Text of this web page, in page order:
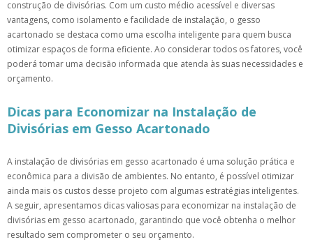
construção de divisórias. Com um custo médio acessível e diversas
vantagens, como isolamento e facilidade de instalação, o gesso
acartonado se destaca como uma escolha inteligente para quem busca
otimizar espaços de forma eficiente. Ao considerar todos os fatores, você
poderá tomar uma decisão informada que atenda às suas necessidades e
orçamento.
Dicas para Economizar na Instalação de
Divisórias em Gesso Acartonado
A instalação de divisórias em gesso acartonado é uma solução prática e
econômica para a divisão de ambientes. No entanto, é possível otimizar
ainda mais os custos desse projeto com algumas estratégias inteligentes.
A seguir, apresentamos dicas valiosas para economizar na instalação de
divisórias em gesso acartonado, garantindo que você obtenha o melhor
resultado sem comprometer o seu orçamento.